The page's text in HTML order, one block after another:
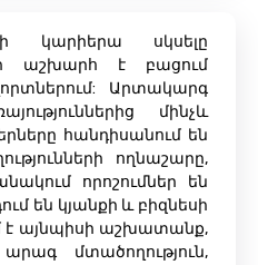
կարիերա սկսելը
աշխարհ է բացում
Արտակարգ
մինչև
հանդիսանում են
ողնաշարը,
որոշումներ են
են կյանքի և բիզնեսի
է այնպիսի աշխատանք,
մտածողություն,